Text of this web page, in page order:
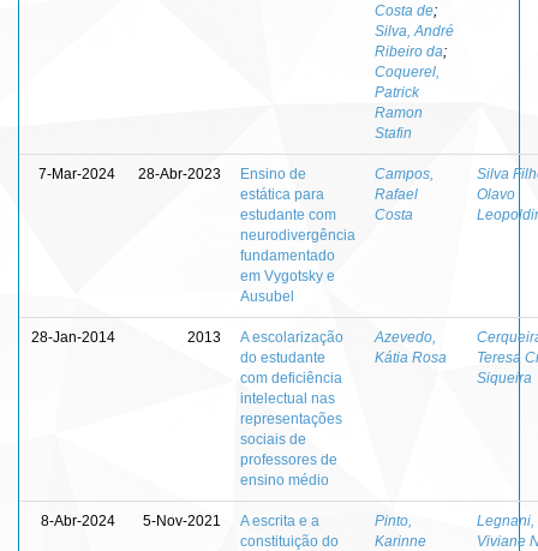
Costa de;
Silva, André
Ribeiro da;
Coquerel,
Patrick
Ramon
Stafin
7-Mar-2024 28-Abr-2023
Ensino de
estática para
estudante com
neurodivergência
fundamentado
em Vygotsky e
Ausubel
Campos,
Rafael
Costa
Silva
Olavo
28-Jan-2014 2013
A escolarização
do estudante
com deficiência
intelectual nas
representações
sociais de
professores de
ensino médio
Azevedo,
Kátia Rosa
Teresa
Siqueira
8-Abr-2024 5-Nov-2021
A escrita e a
constituição do
Pinto​,
Karinne
Legnani,
Viviane